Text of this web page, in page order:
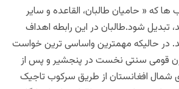
که « حامیان طالبان، القاعده و سایر
تبدیل شود.طالبان در این رابطه اهداف
در حاليکه مهمترین واساسی ترین خواست
قومی سنتی نخست در پنجشیر و پس از
شمال افغانستان از طریق سرکوب تاجیک